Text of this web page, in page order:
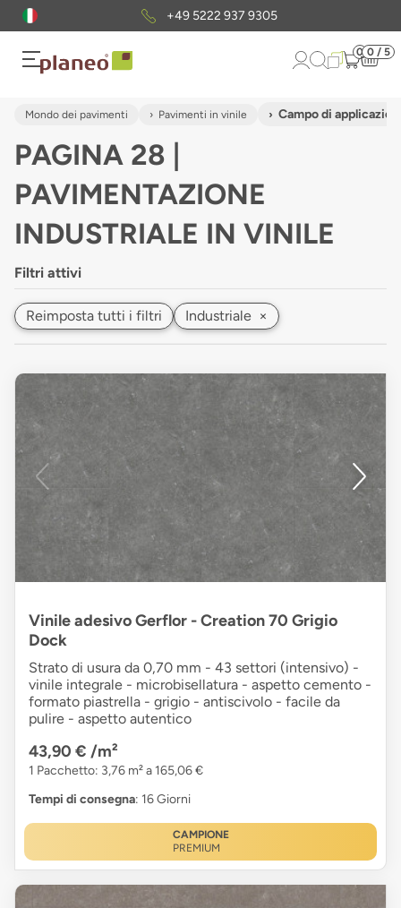
Pacchetto di campionigratuiti
0 0 / 5
Mondo dei pavimenti Pavimenti in vinile Campo di
PAGINA 28 |
PAVIMENTAZIONE
INDUSTRIALE IN VINILE
Filtri attivi
Reimposta tutti i filtri Industriale ×
Vinile adesivo Gerflor - Creation 70 Grigio
Dock
Strato di usura da 0,70 mm - 43 settori (intensivo) -
vinile integrale - microbisellatura - aspetto cemento -
formato piastrella - grigio - antiscivolo - facile da
pulire - aspetto autentico
43,90 € /m²
1 Pacchetto: 3,76 m² a 165,06 €
Tempi di consegna: 16 Giorni
CAMPIONE
PREMIUM